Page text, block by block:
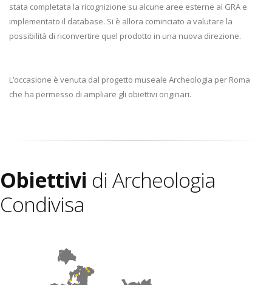
stata completata la ricognizione su alcune aree esterne al GRA e
implementato il database. Si è allora cominciato a valutare la
possibilità di riconvertire quel prodotto in una nuova direzione.
L’occasione è venuta dal progetto museale Archeologia per Roma
che ha permesso di ampliare gli obiettivi originari.
Obiettivi di Archeologia
Condivisa